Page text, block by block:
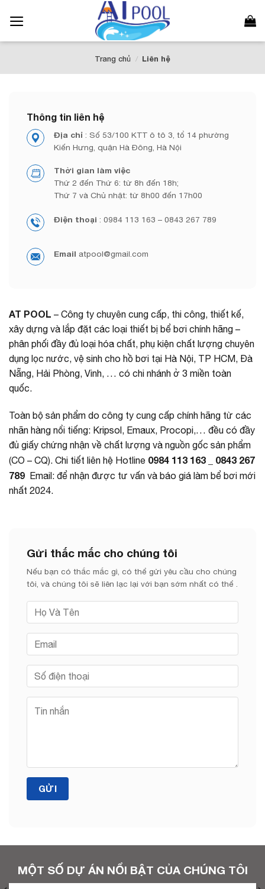
qua
Trang chủ / Liên hệ
Thông tin liên hệ
Địa chỉ : Số 53/100 KTT ô tô 3, tổ 14 phường
Kiến Hưng, quận Hà Đông, Hà Nội
Thời gian làm việc
Thứ 2 đến Thứ 6: từ 8h đến 18h;
Thứ 7 và Chủ nhật: từ 8h00 đến 17h00
Điện thoại : 0984 113 163 – 0843 267 789
Email atpool@gmail.com
AT POOL – Công ty chuyên cung cấp, thi công, thiết kế,
xây dựng và lắp đặt các loại thiết bị bể bơi chính hãng –
phân phối đầy đủ loại hóa chất, phụ kiện chất lượng chuyên
dụng lọc nước, vệ sinh cho hồ bơi tại Hà Nội, TP HCM, Đà
Nẵng, Hải Phòng, Vinh, … có chi nhánh ở 3 miền toàn
quốc.
Toàn bộ sản phẩm do công ty cung cấp chính hãng từ các
nhãn hàng nổi tiếng: Kripsol, Emaux, Procopi,… đều có đầy
đủ giấy chứng nhận về chất lượng và nguồn gốc sản phẩm
(CO – CQ). Chi tiết liên hệ Hotline 0984 113 163 _ 0843 267
789 Email: để nhận được tư vấn và báo giá làm bể bơi mới
nhất 2024.
Gửi thắc mắc cho chúng tôi
Nếu bạn có thắc mắc gì, có thể gửi yêu cầu cho chúng
tôi, và chúng tôi sẽ liên lạc lại với bạn sớm nhất có thể .
MỘT SỐ DỰ ÁN NỔI BẬT CỦA CHÚNG TÔI